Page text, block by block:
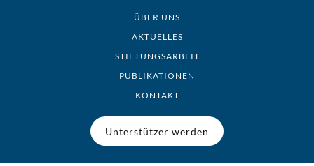
ÜBER UNS
AKTUELLES
STIFTUNGSARBEIT
PUBLIKATIONEN
KONTAKT
Unterstützer werden